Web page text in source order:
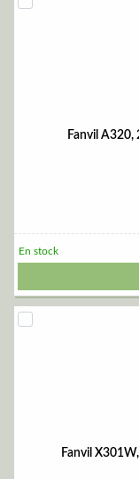
Fanvil A320,
En stock
Fanvil